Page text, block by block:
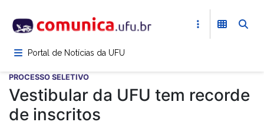
para
conteúdoPortal de Notícias da UFU
PROCESSO SELETIVO
Vestibular da UFU tem recorde
de inscritos